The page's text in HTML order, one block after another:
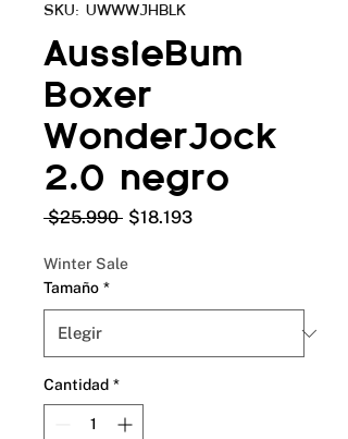
SKU: UWWWJHBLK
AussieBum
Boxer
WonderJock
2.0 negro
$25.990 Precio
$18.193Precio
Winter Sale
Tamaño *
Cantidad *